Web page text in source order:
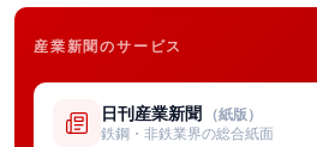
産業新聞のサービス
日刊産業新聞 （紙版）
鉄鋼・非鉄業界の総合紙面